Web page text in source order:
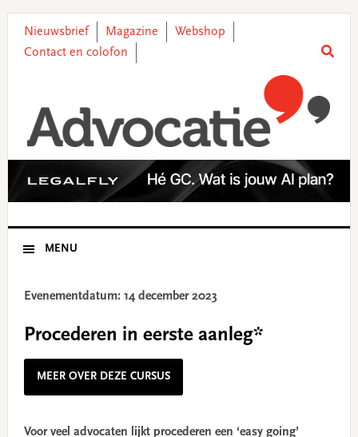
primary
main
primary
footer
Nieuwsbrief Magazine
Webshop
Contact en colofon
MENU
Evenementdatum: 14 december 2023
Procederen in eerste aanleg*
MEER OVER DEZE CURSUS
Voor veel advocaten lijkt procederen een ‘easy going’